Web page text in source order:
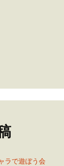
ラで遊ぼう会